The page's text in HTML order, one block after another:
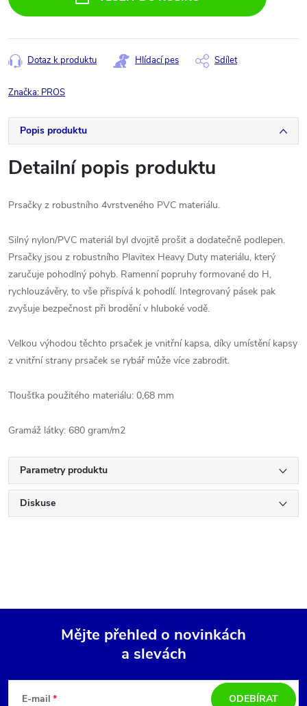
Dotaz k produktu Hlídací pes Sdílet
Značka: PROS
Popis produktu
Detailní popis produktu
Prsačky z robustního 4vrstveného PVC materiálu.
Silný nylon/PVC materiál byl dvojitě prošit a dodatečně podlepen.
Prsačky jsou z robustního Plavitex Heavy Duty materiálu, který
zaručuje pohodlný pohyb. Ramenní popruhy formované do H,
rychlouzávěry, to vše přispívá k pohodlí. Integrovaný pásek pak
zvyšuje bezpečnost při brodění v hluboké vodě.
Velkou výhodou těchto prsaček je vnitřní kapsa, díky umístění kapsy
z vnitřní strany prsaček se rybář může více zabrodit.
Tloušťka použitého materiálu: 0,68 mm
Gramáž látky: 680 gram/m2
Parametry produktu
Diskuse
Mějte přehled o novinkách
a slevách
E-mail ODEBÍRAT